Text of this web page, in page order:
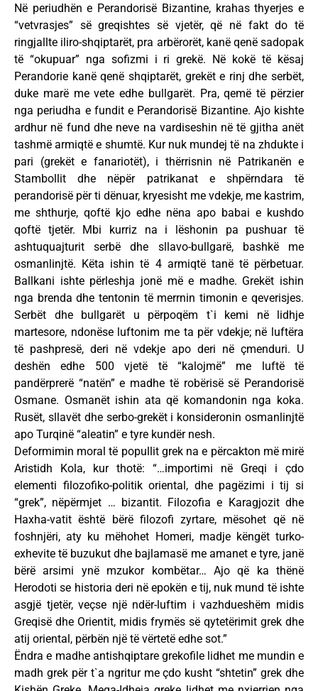
Në periudhën e Perandorisë Bizantine, krahas thyerjes e
“vetvrasjes” së greqishtes së vjetër, që në fakt do të
ringjallte iliro-shqiptarët, pra arbërorët, kanë qenë sadopak
të “okupuar” nga sofizmi i ri grekë. Në kokë të kësaj
Perandorie kanë qenë shqiptarët, grekët e rinj dhe serbët,
duke marë me vete edhe bullgarët. Pra, qemë të përzier
nga periudha e fundit e Perandorisë Bizantine. Ajo kishte
ardhur në fund dhe neve na vardiseshin në të gjitha anët
tashmë armiqtë e shumtë. Kur nuk mundej të na zhdukte i
pari (grekët e fanariotët), i thërrisnin në Patrikanën e
Stambollit dhe nëpër patrikanat e shpërndara të
perandorisë për ti dënuar, kryesisht me vdekje, me kastrim,
me shthurje, qoftë kjo edhe nëna apo babai e kushdo
qoftë tjetër. Mbi kurriz na i lëshonin pa pushuar të
ashtuquajturit serbë dhe sllavo-bullgarë, bashkë me
osmanlinjtë. Këta ishin të 4 armiqtë tanë të përbetuar.
Ballkani ishte përleshja jonë më e madhe. Grekët ishin
nga brenda dhe tentonin të merrnin timonin e qeverisjes.
Serbët dhe bullgarët u përpoqëm t`i kemi në lidhje
martesore, ndonëse luftonim me ta për vdekje; në luftëra
të pashpresë, deri në vdekje apo deri në çmenduri. U
deshën edhe 500 vjetë të “kalojmë” me luftë të
pandërprerë “natën” e madhe të robërisë së Perandorisë
Osmane. Osmanët ishin ata që komandonin nga koka.
Rusët, sllavët dhe serbo-grekët i konsideronin osmanlinjtë
apo Turqinë “aleatin” e tyre kundër nesh.
Deformimin moral të popullit grek na e përcakton më mirë
Aristidh Kola, kur thotë: “…importimi në Greqi i çdo
elementi filozofiko-politik oriental, dhe pagëzimi i tij si
“grek”, nëpërmjet … bizantit. Filozofia e Karagjozit dhe
Haxha-vatit është bërë filozofi zyrtare, mësohet që në
foshnjëri, aty ku mëhohet Homeri, madje këngët turko-
exhevite të buzukut dhe bajlamasë me amanet e tyre, janë
bërë arsimi ynë mzukor kombëtar… Ajo që ka thënë
Herodoti se historia deri në epokën e tij, nuk mund të ishte
asgjë tjetër, veçse një ndër-luftim i vazhdueshëm midis
Greqisë dhe Orientit, midis frymës së qytetërimit grek dhe
atij oriental, përbën një të vërtetë edhe sot.”
Ëndra e madhe antishqiptare grekofile lidhet me mundin e
madh grek për t`a ngritur me çdo kusht “shtetin” grek dhe